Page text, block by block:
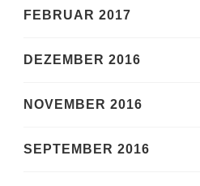
FEBRUAR 2017
DEZEMBER 2016
NOVEMBER 2016
SEPTEMBER 2016